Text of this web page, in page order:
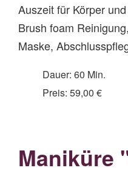
Auszeit für Körper
Brush foam
Maske,
Dauer: 60 Min.
Preis: 59,00 €
Maniküre